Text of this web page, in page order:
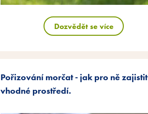
Dozvědět se více
Pořizování morčat - jak pro ně zajistit
vhodné prostředí.